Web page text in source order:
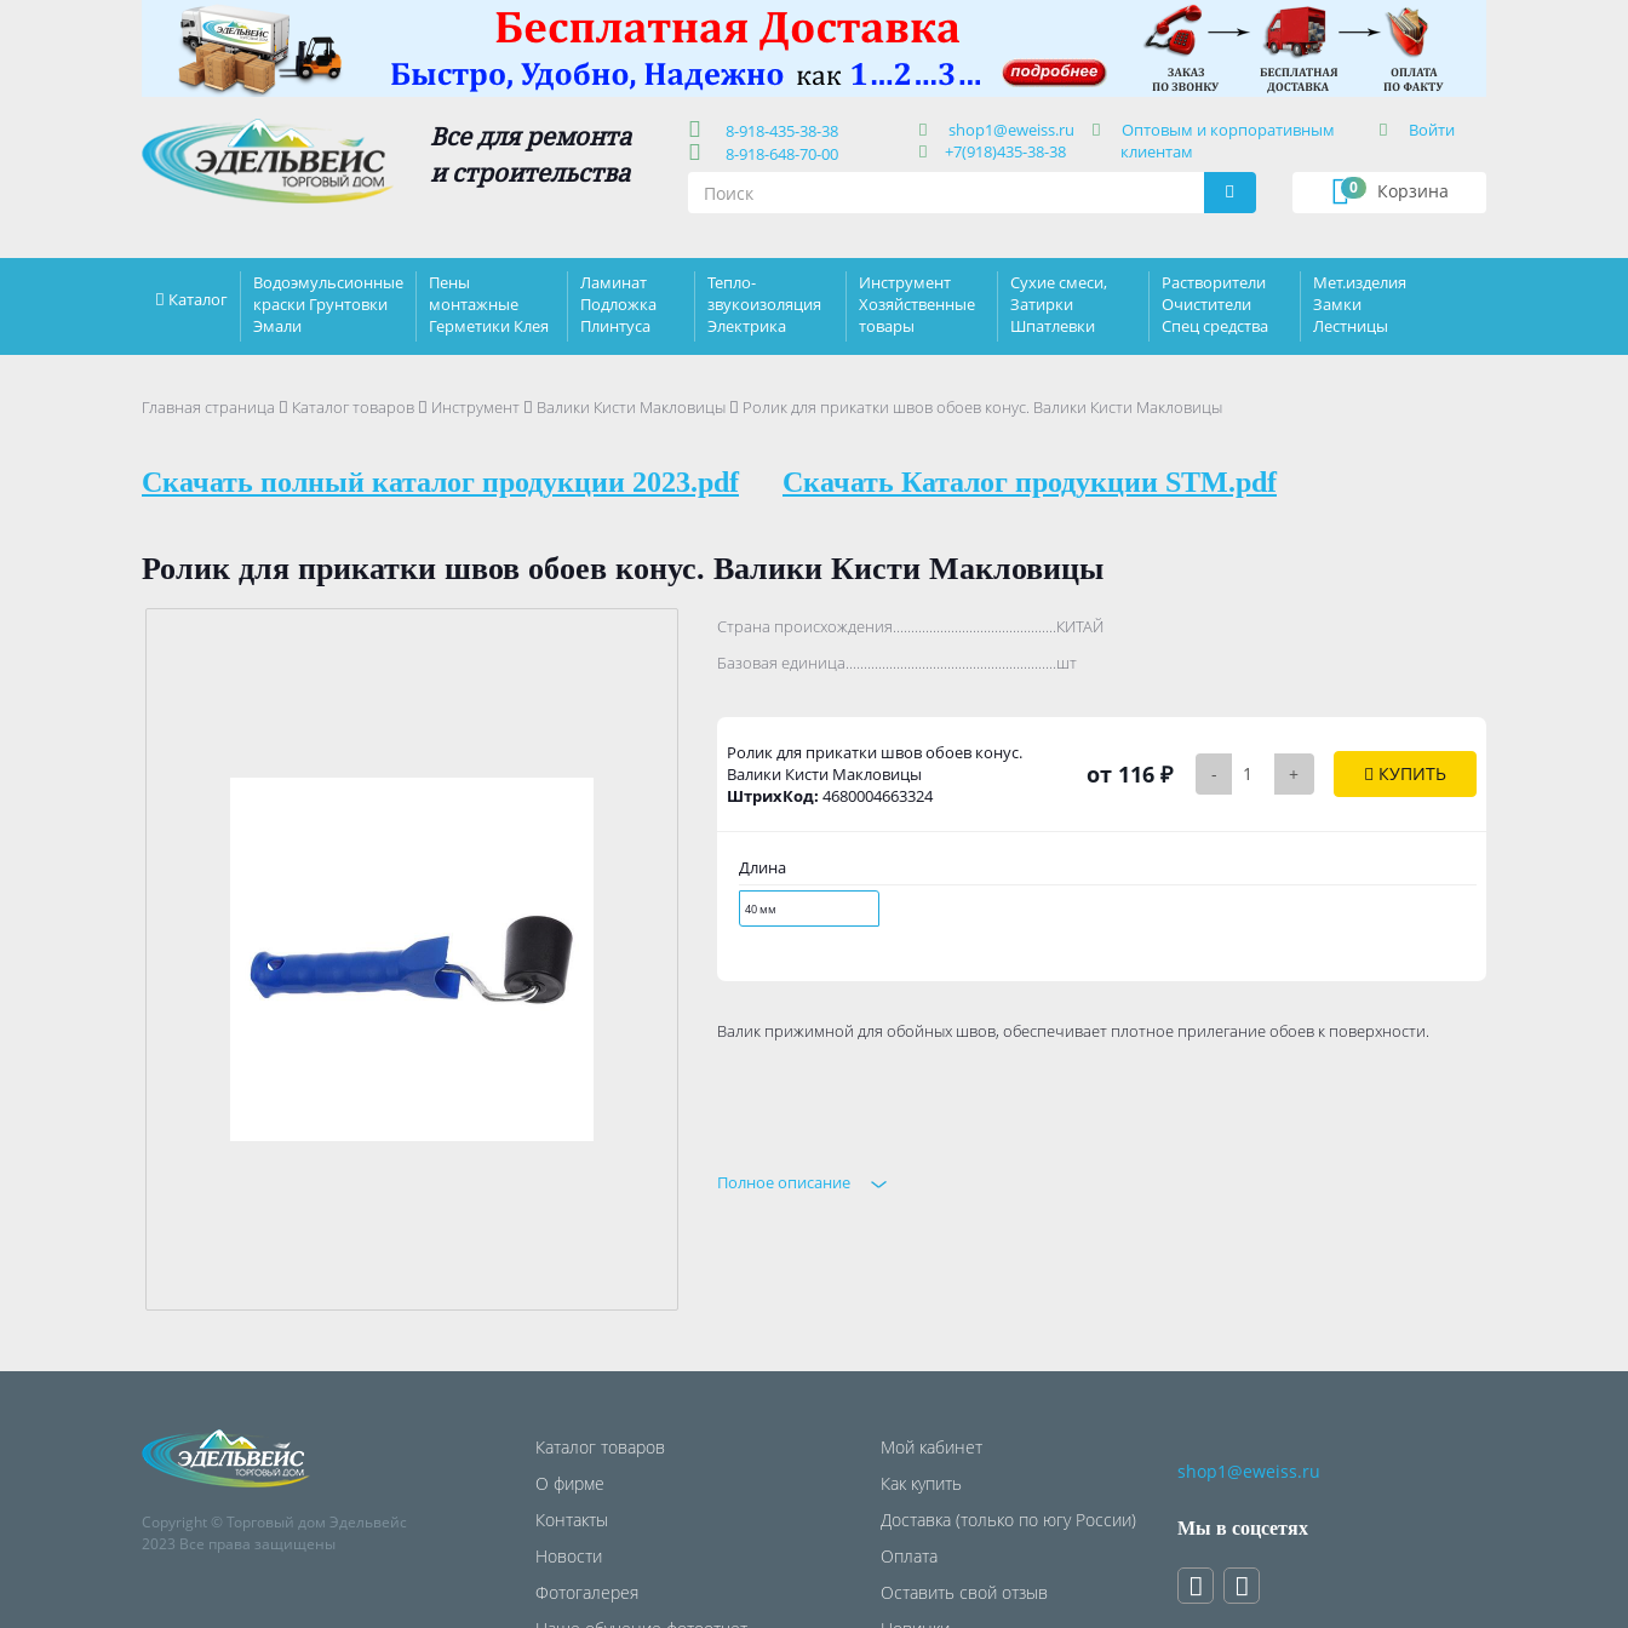
Все для ремонта
и строительства
8-918-435-38-38
8-918-648-70-00
shop1@eweiss.ru
+7(918)435-38-38
Оптовым и корпоративным
клиентам
Войти
Корзина
0
Каталог
Водоэмульсионные
краски Грунтовки
Эмали
Пены
монтажные
Герметики Клея
Ламинат
Подложка
Плинтуса
Тепло-
звукоизоляция
Электрика
Инструмент
Хозяйственные
товары
Сухие смеси,
Затирки
Шпатлевки
Растворители
Очистители
Спец средства
Мет.изделия
Замки
Лестницы
Главная страница Каталог товаров Инструмент Валики Кисти Макловицы Ролик для прикатки швов обоев конус. Валики Кисти Макловицы
Скачать полный каталог продукции 2023.pdf Скачать Каталог продукции STM.pdf
Ролик для прикатки швов обоев конус. Валики Кисти Макловицы
Страна происхождения..................................................................................
КИТАЙ
Базовая единица..................................................................................
шт
Ролик для прикатки швов обоев конус.
Валики Кисти Макловицы
ШтрихКод: 4680004663324
от 116 ₽ - + КУПИТЬ
Длина
40 мм
Валик прижимной для обойных швов, обеспечивает плотное прилегание обоев к поверхности.
Полное описание
Copyright © Торговый дом Эдельвейс
2023 Все права защищены
Каталог товаров
О фирме
Контакты
Новости
Фотогалерея
Мой кабинет
Как купить
Доставка (только по югу России)
Оплата
Оставить свой отзыв
shop1@eweiss.ru
Мы в соцсетях